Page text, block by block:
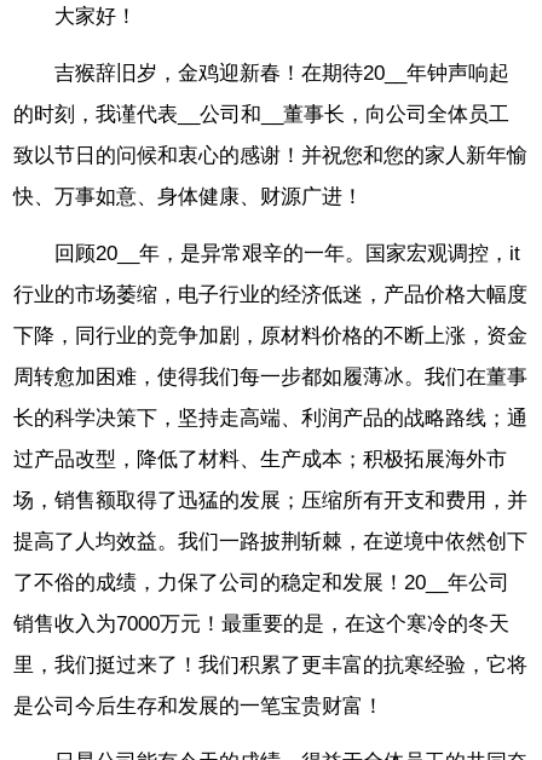
大家好！
吉猴辞旧岁，金鸡迎新春！在期待20__年钟声响起
的时刻，我谨代表__公司和__董事长，向公司全体员工
致以节日的问候和衷心的感谢！并祝您和您的家人新年愉
快、万事如意、身体健康、财源广进！
回顾20__年，是异常艰辛的一年。国家宏观调控，it
行业的市场萎缩，电子行业的经济低迷，产品价格大幅度
下降，同行业的竞争加剧，原材料价格的不断上涨，资金
周转愈加困难，使得我们每一步都如履薄冰。我们在董事
长的科学决策下，坚持走高端、利润产品的战略路线；通
过产品改型，降低了材料、生产成本；积极拓展海外市
场，销售额取得了迅猛的发展；压缩所有开支和费用，并
提高了人均效益。我们一路披荆斩棘，在逆境中依然创下
了不俗的成绩，力保了公司的稳定和发展！20__年公司
销售收入为7000万元！最重要的是，在这个寒冷的冬天
里，我们挺过来了！我们积累了更丰富的抗寒经验，它将
是公司今后生存和发展的一笔宝贵财富！